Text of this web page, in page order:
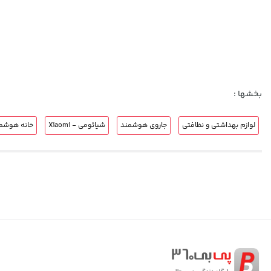
با LiDAR، هیچ نقطه‌ای از دید جارو پنهان نمی‌ماند
بخشها :
لوازم بهداشتی و نظافتی جاروی هوشمند شیائومی - Xiaomi خانه